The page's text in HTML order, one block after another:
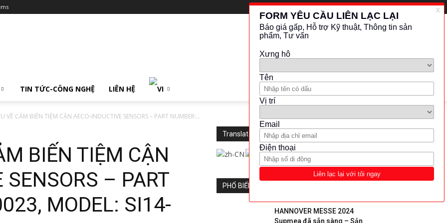
TIN TỨC-CÔNG NGHỆ LIÊN HỆ
VỀ CẢM BIẾN TIỆM CẬN AECO-INDUCTIVE SENSORS – PART NUMBER:...
BIẾN TIỆM CẬN
SENSORS – PART
MODEL: SI14-
Translate this website
PHỔ BIẾN
HANNOVER MESSE 2024
Supmea đã sẵn sàng – Sản